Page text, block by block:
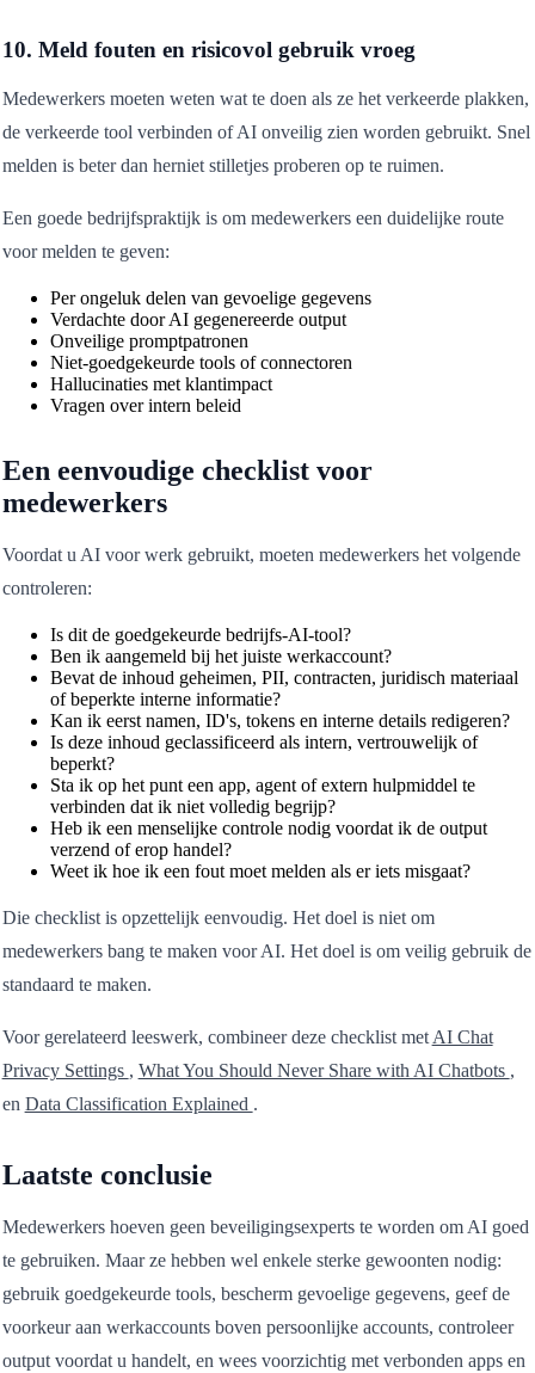
10. Meld fouten en risicovol gebruik vroeg
Medewerkers moeten weten wat te doen als ze het verkeerde plakken,
de verkeerde tool verbinden of AI onveilig zien worden gebruikt. Snel
melden is beter dan herniet stilletjes proberen op te ruimen.
Een goede bedrijfspraktijk is om medewerkers een duidelijke route
voor melden te geven:
Per ongeluk delen van gevoelige gegevens
Verdachte door AI gegenereerde output
Onveilige promptpatronen
Niet-goedgekeurde tools of connectoren
Hallucinaties met klantimpact
Vragen over intern beleid
Een eenvoudige checklist voor
medewerkers
Voordat u AI voor werk gebruikt, moeten medewerkers het volgende
controleren:
Is dit de goedgekeurde bedrijfs-AI-tool?
Ben ik aangemeld bij het juiste werkaccount?
Bevat de inhoud geheimen, PII, contracten, juridisch materiaal
of beperkte interne informatie?
Kan ik eerst namen, ID's, tokens en interne details redigeren?
Is deze inhoud geclassificeerd als intern, vertrouwelijk of
beperkt?
Sta ik op het punt een app, agent of extern hulpmiddel te
verbinden dat ik niet volledig begrijp?
Heb ik een menselijke controle nodig voordat ik de output
verzend of erop handel?
Weet ik hoe ik een fout moet melden als er iets misgaat?
Die checklist is opzettelijk eenvoudig. Het doel is niet om
medewerkers bang te maken voor AI. Het doel is om veilig gebruik de
standaard te maken.
Voor gerelateerd leeswerk, combineer deze checklist metAI Chat
Privacy Settings , What You Should Never Share with AI Chatbots ,
en Data Classification Explained .
Laatste conclusie
Medewerkers hoeven geen beveiligingsexperts te worden om AI goed
te gebruiken. Maar ze hebben wel enkele sterke gewoonten nodig:
gebruik goedgekeurde tools, bescherm gevoelige gegevens, geef de
voorkeur aan werkaccounts boven persoonlijke accounts, controleer
output voordat u handelt, en wees voorzichtig met verbonden apps en